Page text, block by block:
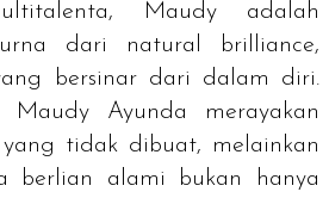
Maudy adalah
dari natural brilliance,
bersinar dari dalam diri.
Ayunda merayakan
tidak dibuat, melainkan
berlian alami bukan hanya